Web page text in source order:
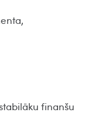
finanšu